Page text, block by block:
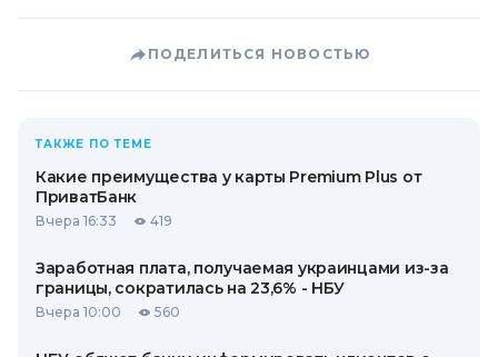
ПОДЕЛИТЬСЯ НОВОСТЬЮ
ТАКЖЕ ПО ТЕМЕ
Какие преимущества у карты Premium Plus от
ПриватБанк
Вчера 16:33 419
Заработная плата, получаемая украинцами из-за
границы, сократилась на 23,6% - НБУ
Вчера 10:00 560